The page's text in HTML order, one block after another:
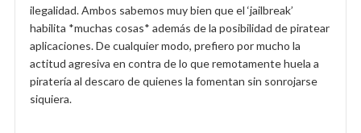
ilegalidad. Ambos sabemos muy bien que el ‘jailbreak’
habilita *muchas cosas* además de la posibilidad de piratear
aplicaciones. De cualquier modo, prefiero por mucho la
actitud agresiva en contra de lo que remotamente huela a
piratería al descaro de quienes la fomentan sin sonrojarse
siquiera.